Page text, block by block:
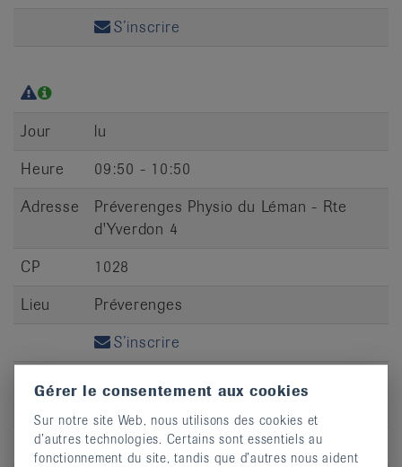
S’inscrire
Jour
lu
Heure
09:50 - 10:50
Adresse
Préverenges Physio du Léman - Rte
d'Yverdon 4
CP
1028
Lieu
Préverenges
S’inscrire
Jour
lu
Gérer le consentement aux cookies
Sur notre site Web, nous utilisons des cookies et
d’autres technologies. Certains sont essentiels au
fonctionnement du site, tandis que d’autres nous aident